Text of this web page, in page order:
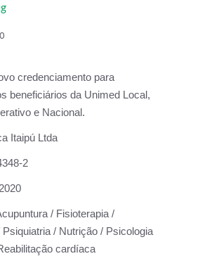
credenciamento para
beneficiários da Unimed Local,
e Nacional.
Itaipú Ltda
2
/ Fisioterapia /
Psiquiatria / Nutrição / Psicologia
cardíaca